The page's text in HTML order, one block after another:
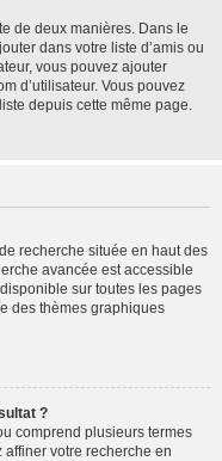
de deux manières. Dans le
dans votre liste d’amis ou
vous pouvez ajouter
d’utilisateur. Vous pouvez
depuis cette même page.
recherche située en haut des
avancée est accessible
sur toutes les pages
des thèmes graphiques
?
comprend plusieurs termes
votre recherche en